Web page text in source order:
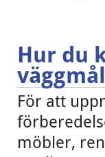
Hur du
För att
möbler,